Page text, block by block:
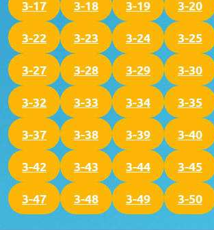
3-17 3-18 3-19 3-20
3-22 3-23 3-24 3-25
3-27 3-28 3-29 3-30
3-32 3-33 3-34 3-35
3-37 3-38 3-39 3-40
3-42 3-43 3-44 3-45
3-47 3-48 3-49 3-50